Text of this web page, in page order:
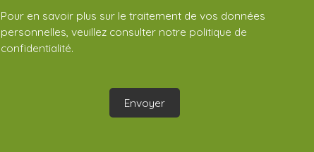
Pour en savoir plus sur le traitement de vos données
personnelles, veuillez consulter notre politique de
confidentialité.
Envoyer